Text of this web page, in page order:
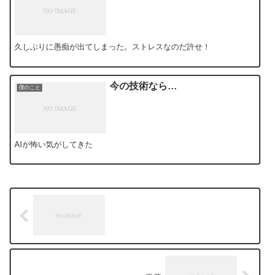
久しぶりに愚痴が出てしまった。ストレスなのだ許せ！
僕のこと 今の技術なら…
AIが怖い気がしてきた